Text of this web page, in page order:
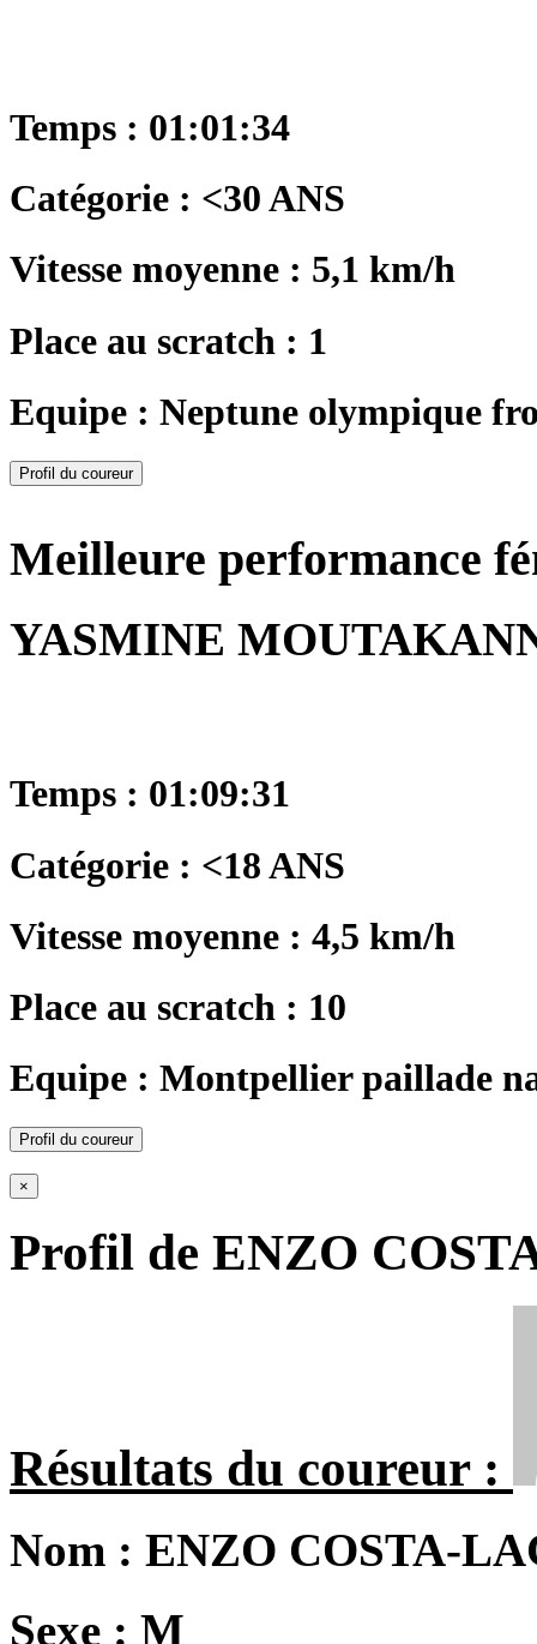
Temps : 01:01:34
Catégorie : <30 ANS
Vitesse moyenne : 5,1 km/h
Place au scratch : 1
Equipe : Neptune olympique
Profil du coureur
Meilleure performance
YASMINE
Temps : 01:09:31
Catégorie : <18 ANS
Vitesse moyenne : 4,5 km/h
Place au scratch : 10
Equipe : Montpellier paillade
Profil du coureur
×
Profil de ENZO
Résultats du coureur :
Nom : ENZO COSTA-
Sexe : M